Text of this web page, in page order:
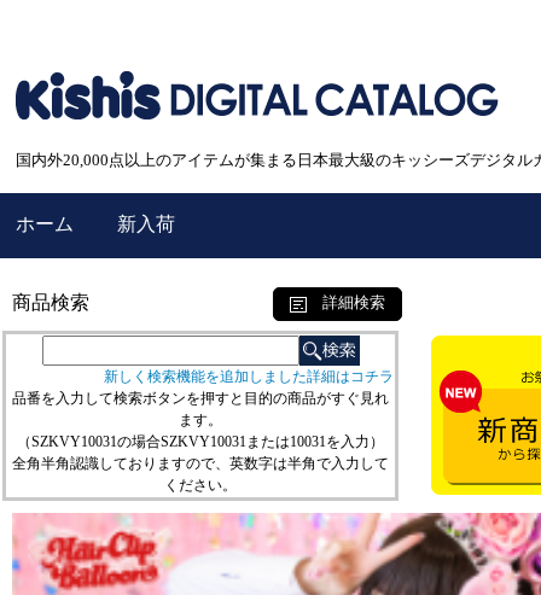
国内外20,000点以上のアイテムが集まる日本最大級のキッシーズデジタル
ホーム 新入荷
商品検索 詳細検索
新しく検索機能を追加しました詳細はコチラ
品番を入力して検索ボタンを押すと目的の商品がすぐ見れ
ます。
（SZKVY10031の場合SZKVY10031または10031を入力）
全角半角認識しておりますので、英数字は半角で入力して
ください。